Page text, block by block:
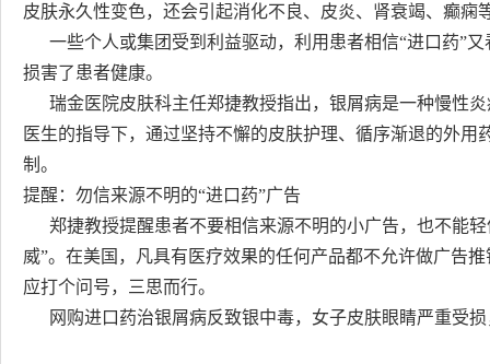
皮肤永久性变色，还会引起消化不良、皮炎、肾衰竭、癫痫
一些个人或集团受到利益驱动，利用患者相信“进口药”
损害了患者健康。
瑞金医院皮肤科主任郑捷教授指出，银屑病是一种慢性
医生的指导下，通过坚持不懈的皮肤护理、循序渐退的外
制。
提醒：勿信来源不明的“进口药”广告
郑捷教授提醒患者不要相信来源不明的小广告，也不能轻
威”。在美国，凡具有医疗效果的任何产品都不允许做广告
应打个问号，三思而行。
网购进口药治银屑病反致银中毒，女子皮肤眼睛严重受损